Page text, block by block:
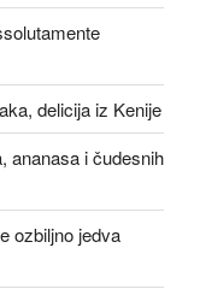
delicija iz Kenije
ananasa i čudesnih
ozbiljno jedva